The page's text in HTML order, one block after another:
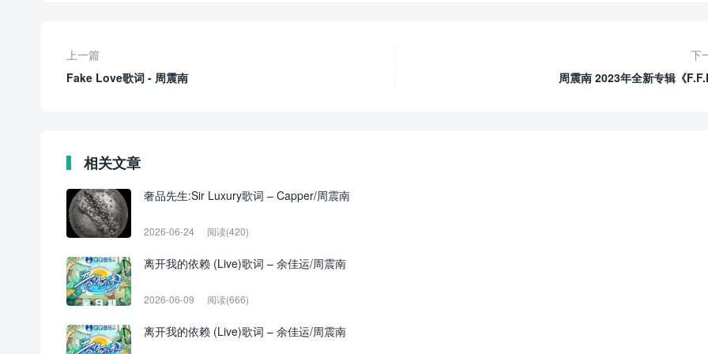
上一篇
Fake Love歌词 - 周震南
下
周震南 2023年全新专辑《
相关文章
奢品先生:Sir Luxury歌词 – Capper/周震南
2026-06-24 阅读(420)
离开我的依赖 (Live)歌词 – 余佳运/周震南
2026-06-09 阅读(666)
离开我的依赖 (Live)歌词 – 余佳运/周震南